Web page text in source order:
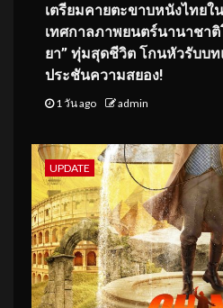
เตรียมคายตะขาบหนังไทย
เทศกาลภาพยนตร์นานาชาติ
ยา” ทุ่มสุดชีวิต โกนหัวรับบ
ประชันความสยอง!
1 วัน ago admin
UPDATE